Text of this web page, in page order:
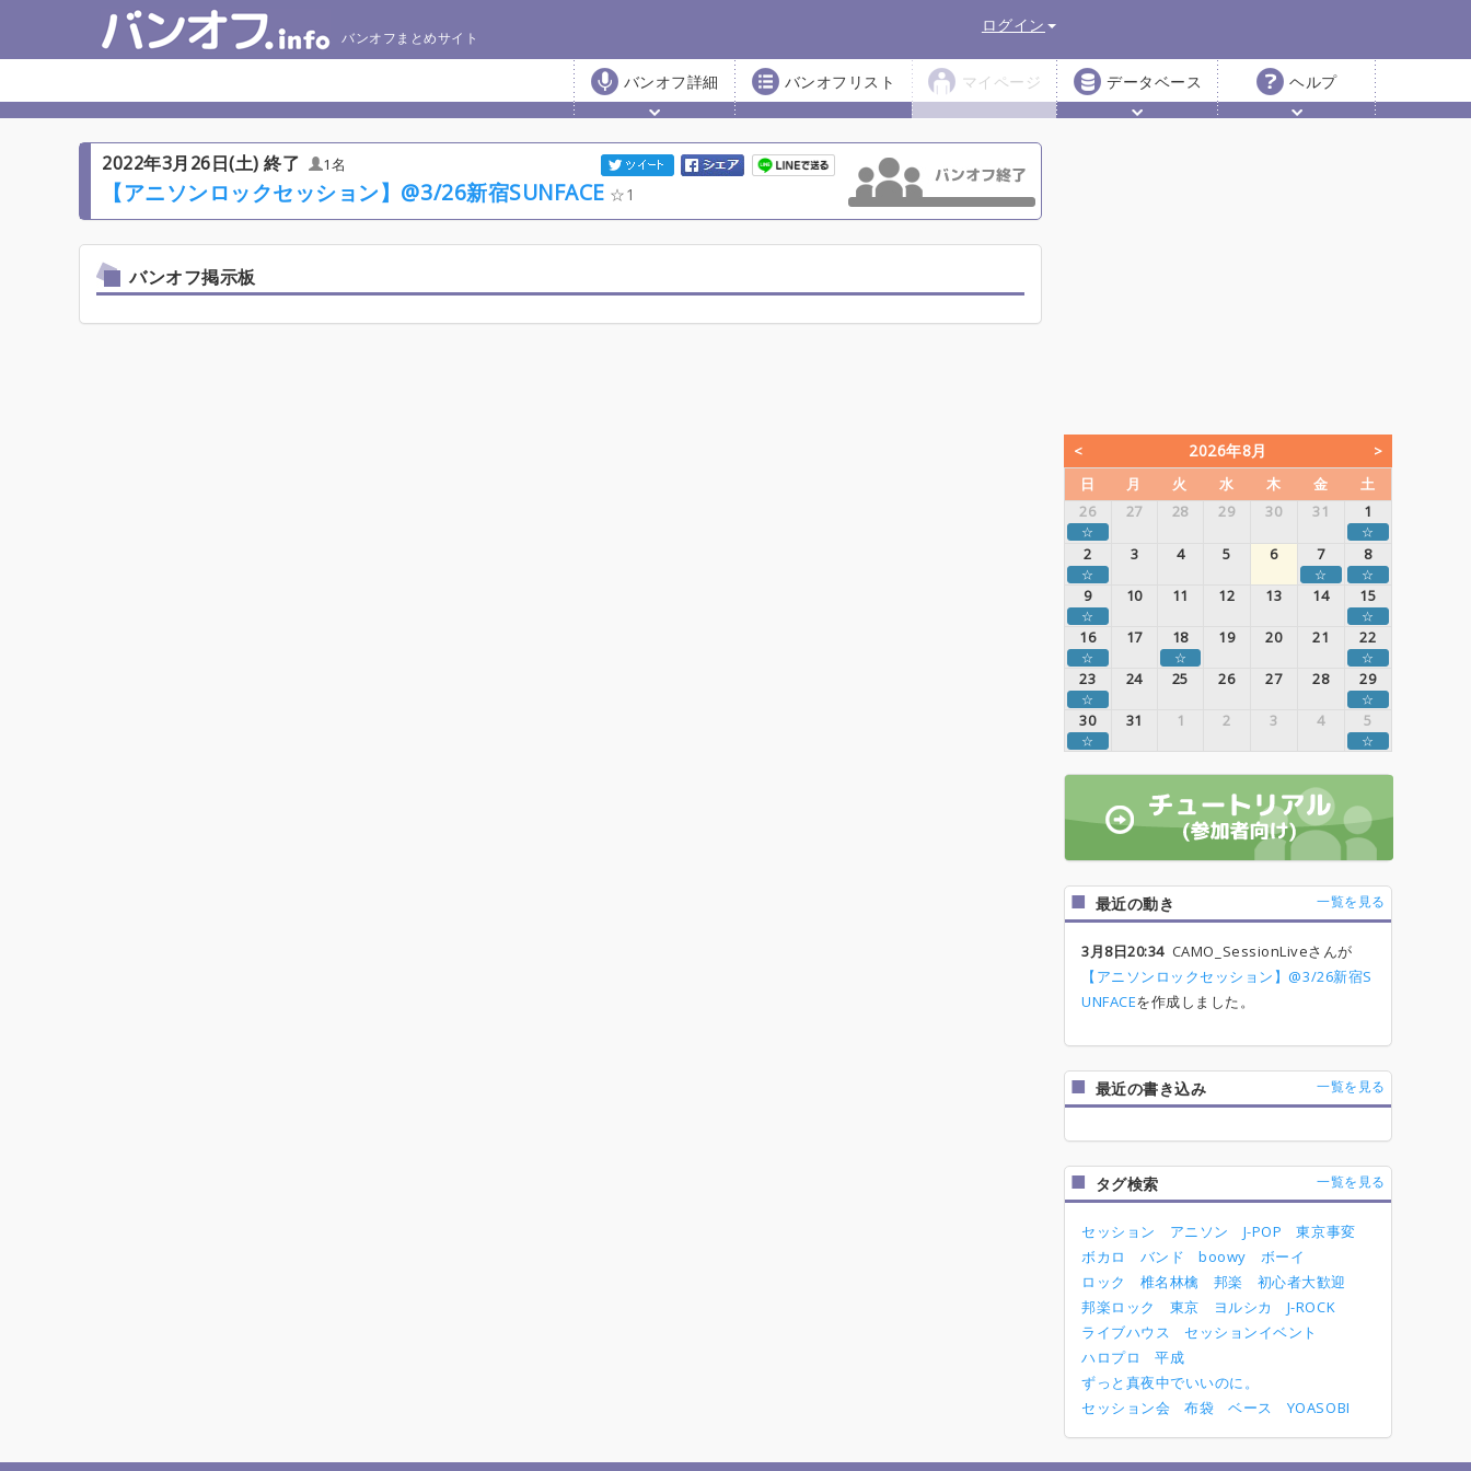
バンオフまとめサイト
ログイン
バンオフ詳細 バンオフリスト マイページ データベース ヘルプ
2022年3月26日(土) 終了 1名
【アニソンロックセッション】@3/26新宿SUNFACE 1
バンオフ掲示板
2026年8月
日 月 火 水 木 金
土
26
27 28 29 30 31 1
☆ ☆
2 3 4 5 6 7 8
☆ ☆ ☆
9 10 11 12 13 14 15
☆ ☆
16 17 18 19 20 21 22
☆ ☆ ☆
23 24 25 26 27 28 29
☆ ☆
30 31 1 2 3 4 5
☆ ☆
最近の動き 一覧を見る
3月8日20:34CAMO_SessionLiveさんが
【アニソンロックセッション】@3/26新宿S
UNFACEを作成しました。
最近の書き込み 一覧を見る
タグ検索 一覧を見る
セッション アニソン J-POP
東京事変
ボカロ
バンド boowy
ボーイ
ロック
椎名林檎 邦楽
初心者大歓迎
邦楽ロック
東京 ヨルシカ
J-ROCK
ライブハウス
セッションイベント
ハロプロ
平成
ずっと真夜中でいいのに。
セッション会
布袋 ベース YOASOBI